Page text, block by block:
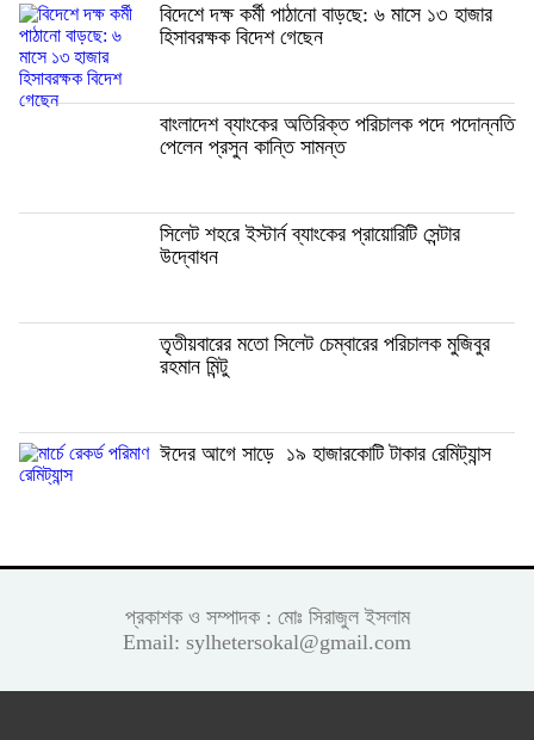
বিদেশে দক্ষ কর্মী পাঠানো বাড়ছে: ৬ মাসে ১৩ হাজার
হিসাবরক্ষক বিদেশ গেছেন
বাংলাদেশ ব্যাংকের অতিরিক্ত পরিচালক পদে পদোন্নতি
পেলেন প্রসুন কান্তি সামন্ত
সিলেট শহরে ইস্টার্ন ব্যাংকের প্রায়োরিটি সেন্টার
উদ্বোধন
তৃতীয়বারের মতো সিলেট চেম্বারের পরিচালক মুজিবুর
রহমান মিন্টু
ঈদের আগে সাড়ে ১৯ হাজারকোটি টাকার রেমিট্যান্স
প্রকাশক ও সম্পাদক : মোঃ সিরাজুল ইসলাম
Email: sylhetersokal@gmail.com